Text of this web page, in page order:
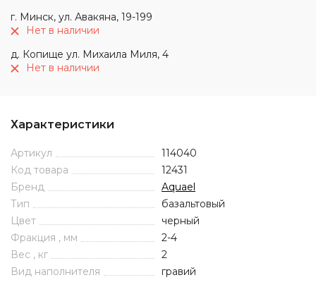
г. Минск, ул. Авакяна, 19-199
Нет в наличии
д. Копище ул. Михаила Миля, 4
Нет в наличии
Характеристики
Артикул
114040
Код товара
12431
Бренд
Aquael
Тип
базальтовый
Цвет
черный
Фракция , мм
2-4
Вес , кг
2
Вид наполнителя
гравий